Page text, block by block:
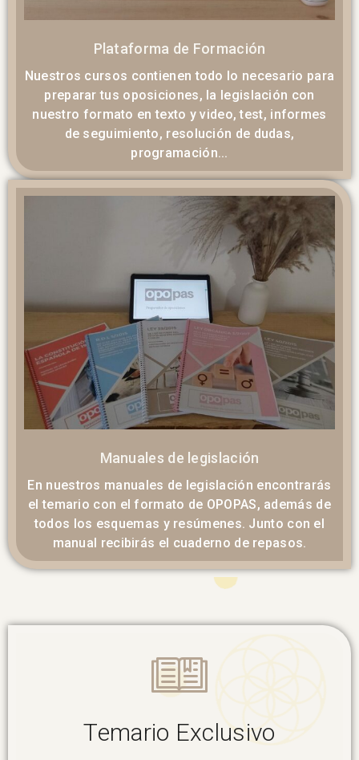
Plataforma de Formación
Nuestros cursos contienen todo lo necesario para
preparar tus oposiciones, la legislación con
nuestro formato en texto y video, test, informes
de seguimiento, resolución de dudas,
programación...
Manuales de legislación
En nuestros manuales de legislación encontrarás
el temario con el formato de OPOPAS, además de
todos los esquemas y resúmenes. Junto con el
manual recibirás el cuaderno de repasos.
Temario Exclusivo